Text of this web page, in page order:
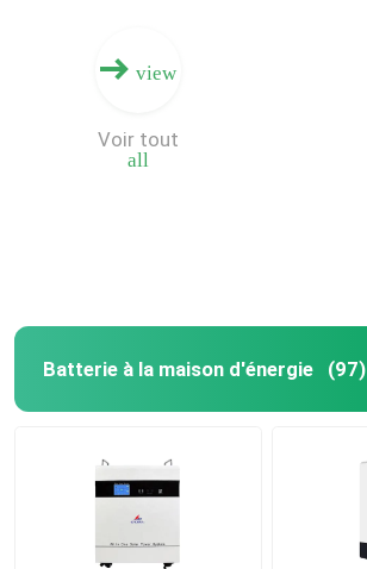
view
all
Voir tout
Batterie à la maison d'énergie (97)